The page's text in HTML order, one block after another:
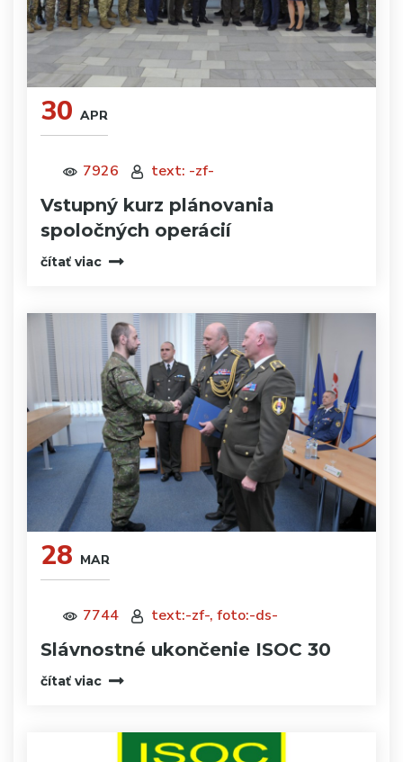
30 APR
7926 text: -zf-
Vstupný kurz plánovania
spoločných operácií
čítať viac
28 MAR
7744 text:-zf-, foto:-ds-
Slávnostné ukončenie ISOC 30
čítať viac